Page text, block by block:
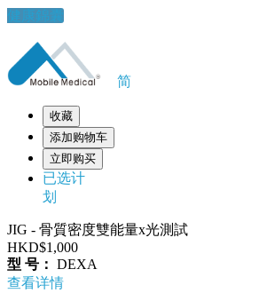
健康錦囊
简
收藏
添加购物车
立即购买
已选计
划
JIG - 骨質密度雙能量x光測試
HKD$1,000
型 号： DEXA
查看详情